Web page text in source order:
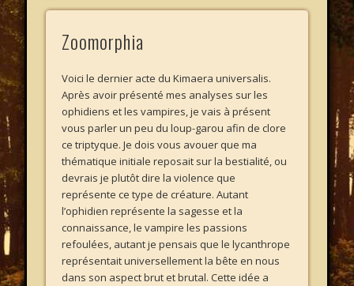
Zoomorphia
Voici le dernier acte du Kimaera universalis.
Après avoir présenté mes analyses sur les
ophidiens et les vampires, je vais à présent
vous parler un peu du loup-garou afin de clore
ce triptyque. Je dois vous avouer que ma
thématique initiale reposait sur la bestialité, ou
devrais je plutôt dire la violence que
représente ce type de créature. Autant
l’ophidien représente la sagesse et la
connaissance, le vampire les passions
refoulées, autant je pensais que le lycanthrope
représentait universellement la bête en nous
dans son aspect brut et brutal. Cette idée a